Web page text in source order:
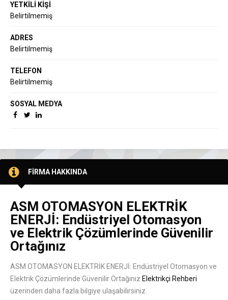
YETKİLİ KİŞİ
Belirtilmemiş
ADRES
Belirtilmemiş
TELEFON
Belirtilmemiş
SOSYAL MEDYA
FİRMA HAKKINDA
ASM OTOMASYON ELEKTRİK
ENERJİ: Endüstriyel Otomasyon
ve Elektrik Çözümlerinde Güvenilir
Ortağınız
ASM OTOMASYON ELEKTRİK ENERJİ: Endüstriyel Otomasyon ve
Elektrik Çözümlerinde Güvenilir Ortağınız Elektrikçi Rehberi
üzerinden daha fazla bilgiye ulaşabilirsiniz.